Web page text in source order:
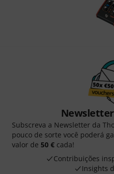
Subscreva a Newsletter da
pouco de sorte você poderá
valor de 50 € cada!
Contribuições
Insights